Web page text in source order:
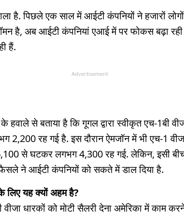
है. पिछले एक साल में आईटी कंपनियों ने हजारों
है, अब आईटी कंपनियां एआई में पर फोकस बढ़ा
हैं.
Advertisement
से बताया है कि गूगल द्वारा स्वीकृत एच-1बी
रह गई है. इस दौरान ऐमजॉन में भी एच-1 वीजा
से घटकर लगभग 4,300 रह गई. लेकिन, इसी बीच
फैसले ने आईटी कंपनियों को सकते में डाल दिया है.
लिए यह क्यों अहम है?
धारकों को मोटी सैलरी देना अमेरिका में काम